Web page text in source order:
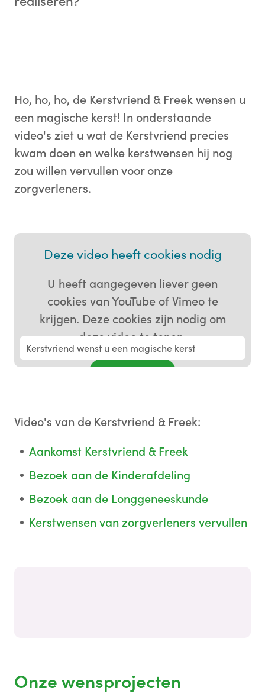
Ho, ho, ho, de Kerstvriend & Freek wensen u
een magische kerst! In onderstaande
video's ziet u wat de Kerstvriend precies
kwam doen en welke kerstwensen hij nog
zou willen vervullen voor onze
zorgverleners.
Deze video heeft cookies nodig
U heeft aangegeven liever geen
cookies van YouTube of Vimeo te
krijgen. Deze cookies zijn nodig om
deze video te tonen.
Kerstvriend wenst u een magische kerst
Video's van de Kerstvriend & Freek:
Aankomst Kerstvriend & Freek
Bezoek aan de Kinderafdeling
Bezoek aan de Longgeneeskunde
Kerstwensen van zorgverleners vervullen
Onze wensprojecten